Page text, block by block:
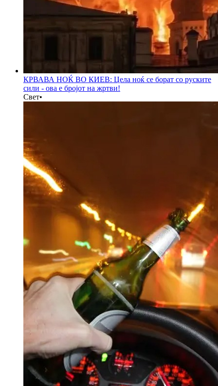
КРВАВА НОЌ ВО КИЕВ: Цела ноќ се борат со руските
сили - ова е бројот на жртви!
Свет•